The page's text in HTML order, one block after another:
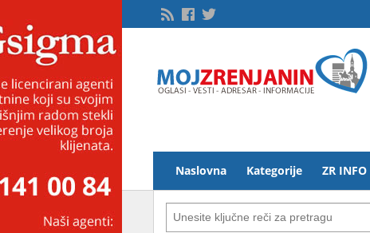
Naslovna Kategorije ZR INFO